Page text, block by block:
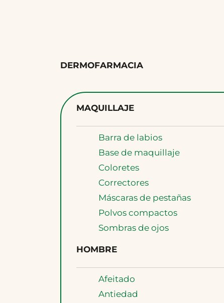
DERMOFARMACIA
MAQUILLAJE
Barra de labios
Base de maquillaje
Coloretes
Correctores
Máscaras de pestañas
Polvos compactos
Sombras de ojos
HOMBRE
Afeitado
Antiedad